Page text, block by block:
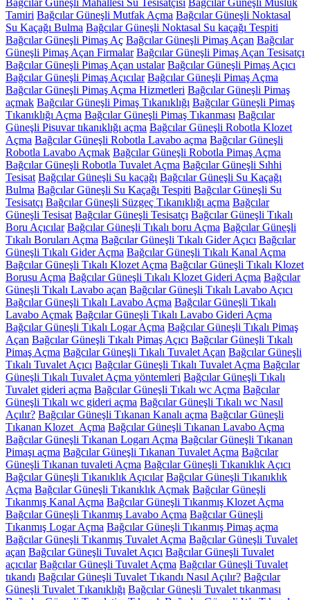
Bağcılar Güneşli Mahallesi Su Tesisatçısı Bağcılar Güneşli Musluk
Tamiri Bağcılar Güneşli Mutfak Açma Bağcılar Güneşli Noktasal
Su Kaçağı Bulma Bağcılar Güneşli Noktasal Su kaçağı Tespiti
Bağcılar Güneşli Pimaş Aç Bağcılar Güneşli Pimaş Açan Bağcılar
Güneşli Pimaş Açan Firmalar Bağcılar Güneşli Pimaş Açan Tesisatçı
Bağcılar Güneşli Pimaş Açan ustalar Bağcılar Güneşli Pimaş Açıcı
Bağcılar Güneşli Pimaş Açıcılar Bağcılar Güneşli Pimaş Açma
Bağcılar Güneşli Pimaş Açma Hizmetleri Bağcılar Güneşli Pimaş
açmak Bağcılar Güneşli Pimaş Tıkanıklığı Bağcılar Güneşli Pimaş
Tıkanıklığı Açma Bağcılar Güneşli Pimaş Tıkanması Bağcılar
Güneşli Pisuvar tıkanıklığı açma Bağcılar Güneşli Robotla Klozet
Açma Bağcılar Güneşli Robotla Lavabo açma Bağcılar Güneşli
Robotla Lavabo Açmak Bağcılar Güneşli Robotla Pimaş Açma
Bağcılar Güneşli Robotla Tuvalet Açma Bağcılar Güneşli Sıhhi
Tesisat Bağcılar Güneşli Su kaçağı Bağcılar Güneşli Su Kaçağı
Bulma Bağcılar Güneşli Su Kaçağı Tespiti Bağcılar Güneşli Su
Tesisatçı Bağcılar Güneşli Süzgeç Tıkanıklığı açma Bağcılar
Güneşli Tesisat Bağcılar Güneşli Tesisatçı Bağcılar Güneşli Tıkalı
Boru Açıcılar Bağcılar Güneşli Tıkalı boru Açma Bağcılar Güneşli
Tıkalı Boruları Açma Bağcılar Güneşli Tıkalı Gider Açıcı Bağcılar
Güneşli Tıkalı Gider Açma Bağcılar Güneşli Tıkalı Kanal Açma
Bağcılar Güneşli Tıkalı Klozet Açma Bağcılar Güneşli Tıkalı Klozet
Borusu Açma Bağcılar Güneşli Tıkalı Klozet Gideri Açma Bağcılar
Güneşli Tıkalı Lavabo açan Bağcılar Güneşli Tıkalı Lavabo Açıcı
Bağcılar Güneşli Tıkalı Lavabo Açma Bağcılar Güneşli Tıkalı
Lavabo Açmak Bağcılar Güneşli Tıkalı Lavabo Gideri Açma
Bağcılar Güneşli Tıkalı Logar Açma Bağcılar Güneşli Tıkalı Pimaş
Açan Bağcılar Güneşli Tıkalı Pimaş Açıcı Bağcılar Güneşli Tıkalı
Pimaş Açma Bağcılar Güneşli Tıkalı Tuvalet Açan Bağcılar Güneşli
Tıkalı Tuvalet Açıcı Bağcılar Güneşli Tıkalı Tuvalet Açma Bağcılar
Güneşli Tıkalı Tuvalet Açma yöntemleri Bağcılar Güneşli Tıkalı
Tuvalet gideri açma Bağcılar Güneşli Tıkalı wc Açma Bağcılar
Güneşli Tıkalı wc gideri açma Bağcılar Güneşli Tıkalı wc Nasıl
Açılır? Bağcılar Güneşli Tıkanan Kanalı açma Bağcılar Güneşli
Tıkanan Klozet Açma Bağcılar Güneşli Tıkanan Lavabo Açma
Bağcılar Güneşli Tıkanan Logarı Açma Bağcılar Güneşli Tıkanan
Pimaşı açma Bağcılar Güneşli Tıkanan Tuvalet Açma Bağcılar
Güneşli Tıkanan tuvaleti Açma Bağcılar Güneşli Tıkanıklık Açıcı
Bağcılar Güneşli Tıkanıklık Açıcılar Bağcılar Güneşli Tıkanıklık
Açma Bağcılar Güneşli Tıkanıklık Açmak Bağcılar Güneşli
Tıkanmış Kanal Açma Bağcılar Güneşli Tıkanmış Klozet Açma
Bağcılar Güneşli Tıkanmış Lavabo Açma Bağcılar Güneşli
Tıkanmış Logar Açma Bağcılar Güneşli Tıkanmış Pimaş açma
Bağcılar Güneşli Tıkanmış Tuvalet Açma Bağcılar Güneşli Tuvalet
açan Bağcılar Güneşli Tuvalet Açıcı Bağcılar Güneşli Tuvalet
açıcılar Bağcılar Güneşli Tuvalet Açma Bağcılar Güneşli Tuvalet
tıkandı Bağcılar Güneşli Tuvalet Tıkandı Nasıl Açılır? Bağcılar
Güneşli Tuvalet Tıkanıklığı Bağcılar Güneşli Tuvalet tıkanması